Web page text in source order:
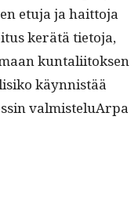
etu­ja ja hait­to­ja
kerätä tieto­ja,
kun­tali­itok­sen
käyn­nistää
valmis­telu­Arpa